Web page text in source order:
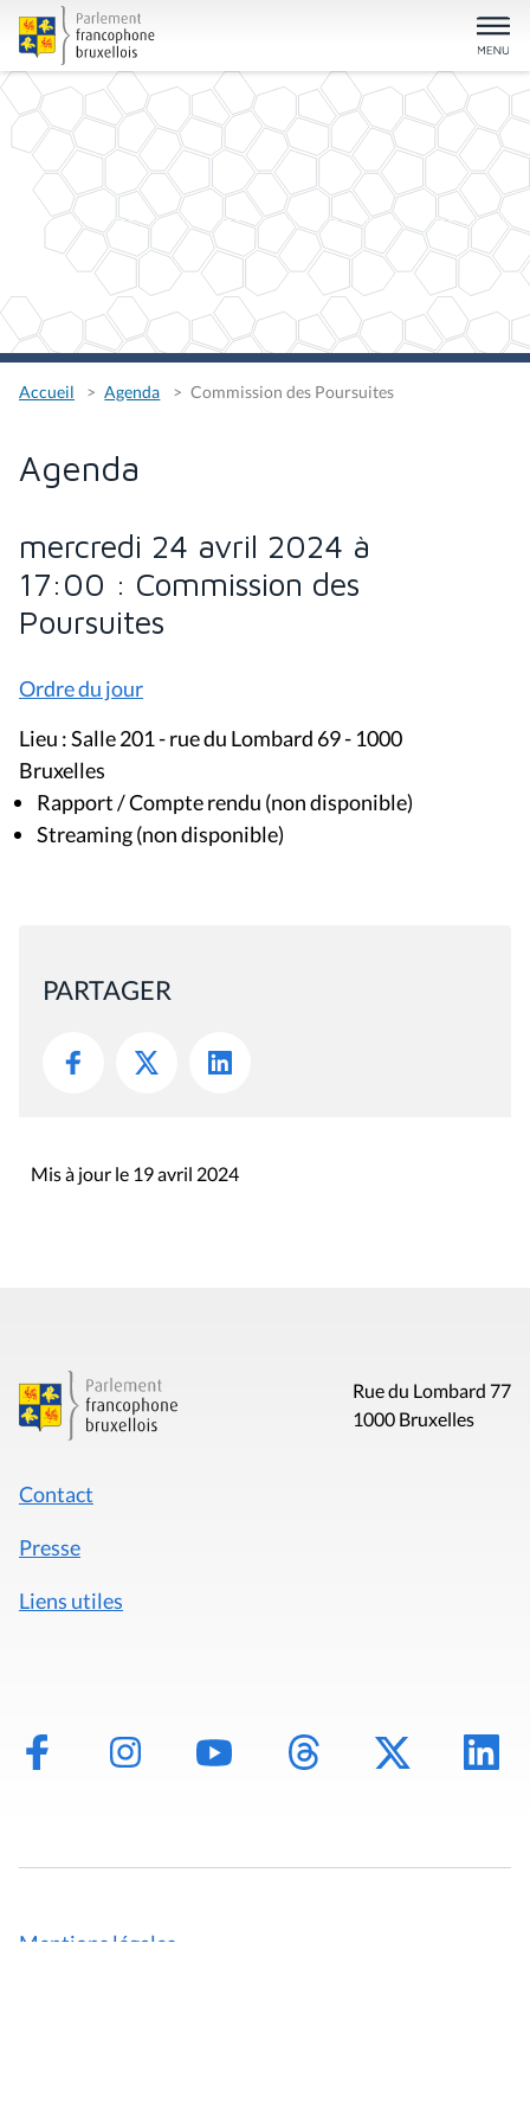
Accueil Agenda Commission des Poursuites
Agenda
mercredi 24 avril 2024 à
17:00 : Commission des
Poursuites
Ordre du jour
Lieu : Salle 201 - rue du Lombard 69 - 1000
Bruxelles
Rapport / Compte rendu (non disponible)
Streaming (non disponible)
PARTAGER
Mis à jour le 19 avril 2024
Rue du Lombard 77
1000 Bruxelles
Contact
Presse
Liens utiles
Mentions légales